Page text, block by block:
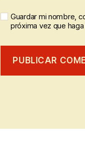
Guardar mi nombre,
próxima vez que